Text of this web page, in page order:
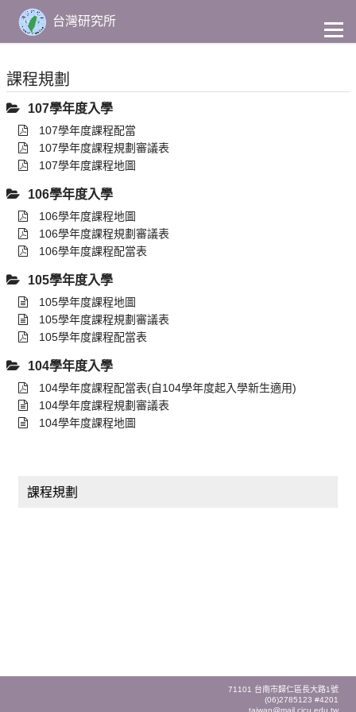
主
要
容
台灣研究所
課程規劃
107學年度入學
107學年度課程配當
107學年度課程規劃審議表
107學年度課程地圖
106學年度入學
106學年度課程地圖
106學年度課程規劃審議表
106學年度課程配當表
105學年度入學
105學年度課程地圖
105學年度課程規劃審議表
105學年度課程配當表
104學年度入學
104學年度課程配當表(自104學年度起入學新生適用)
104學年度課程規劃審議表
104學年度課程地圖
課程規劃
71101 台南市歸仁區長大路1號
(06)2785123 #4201